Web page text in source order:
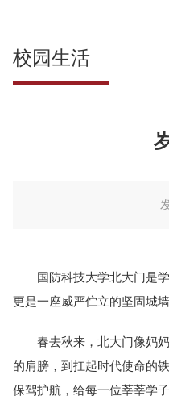
校园生活
国防科技大学北大门是
更是一座威严伫立的坚固城
春去秋来，北大门像妈
的肩膀，到扛起时代使命的
保驾护航，给每一位莘莘学子